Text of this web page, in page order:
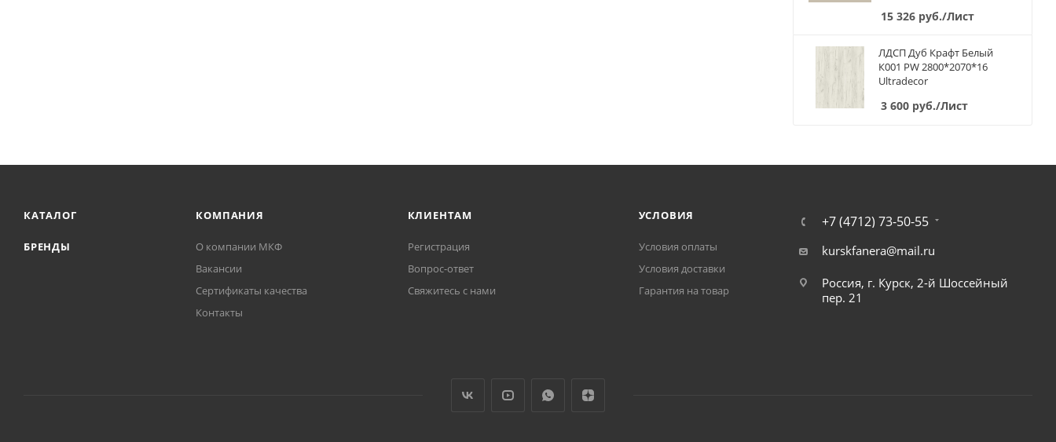
15 326 руб./Лист
ЛДСП Дуб Крафт Белый
К001 PW 2800*2070*16
Ultradecor
3 600 руб./Лист
КАТАЛОГ
БРЕНДЫ
КОМПАНИЯ
О компании МКФ
Вакансии
Сертификаты качества
Контакты
КЛИЕНТАМ
Регистрация
Вопрос-ответ
Свяжитесь с нами
УСЛОВИЯ
Условия оплаты
Условия доставки
Гарантия на товар
+7 (4712) 73-50-55
kurskfanera@mail.ru
Россия, г. Курск, 2-й Шоссейный
пер. 21